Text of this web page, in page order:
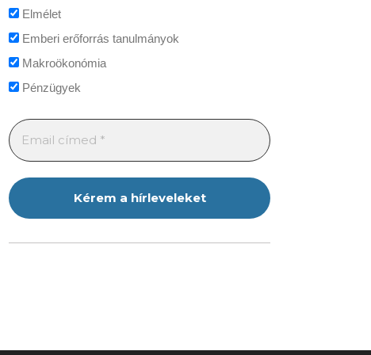
Elmélet
Emberi erőforrás tanulmányok
Makroökonómia
Pénzügyek